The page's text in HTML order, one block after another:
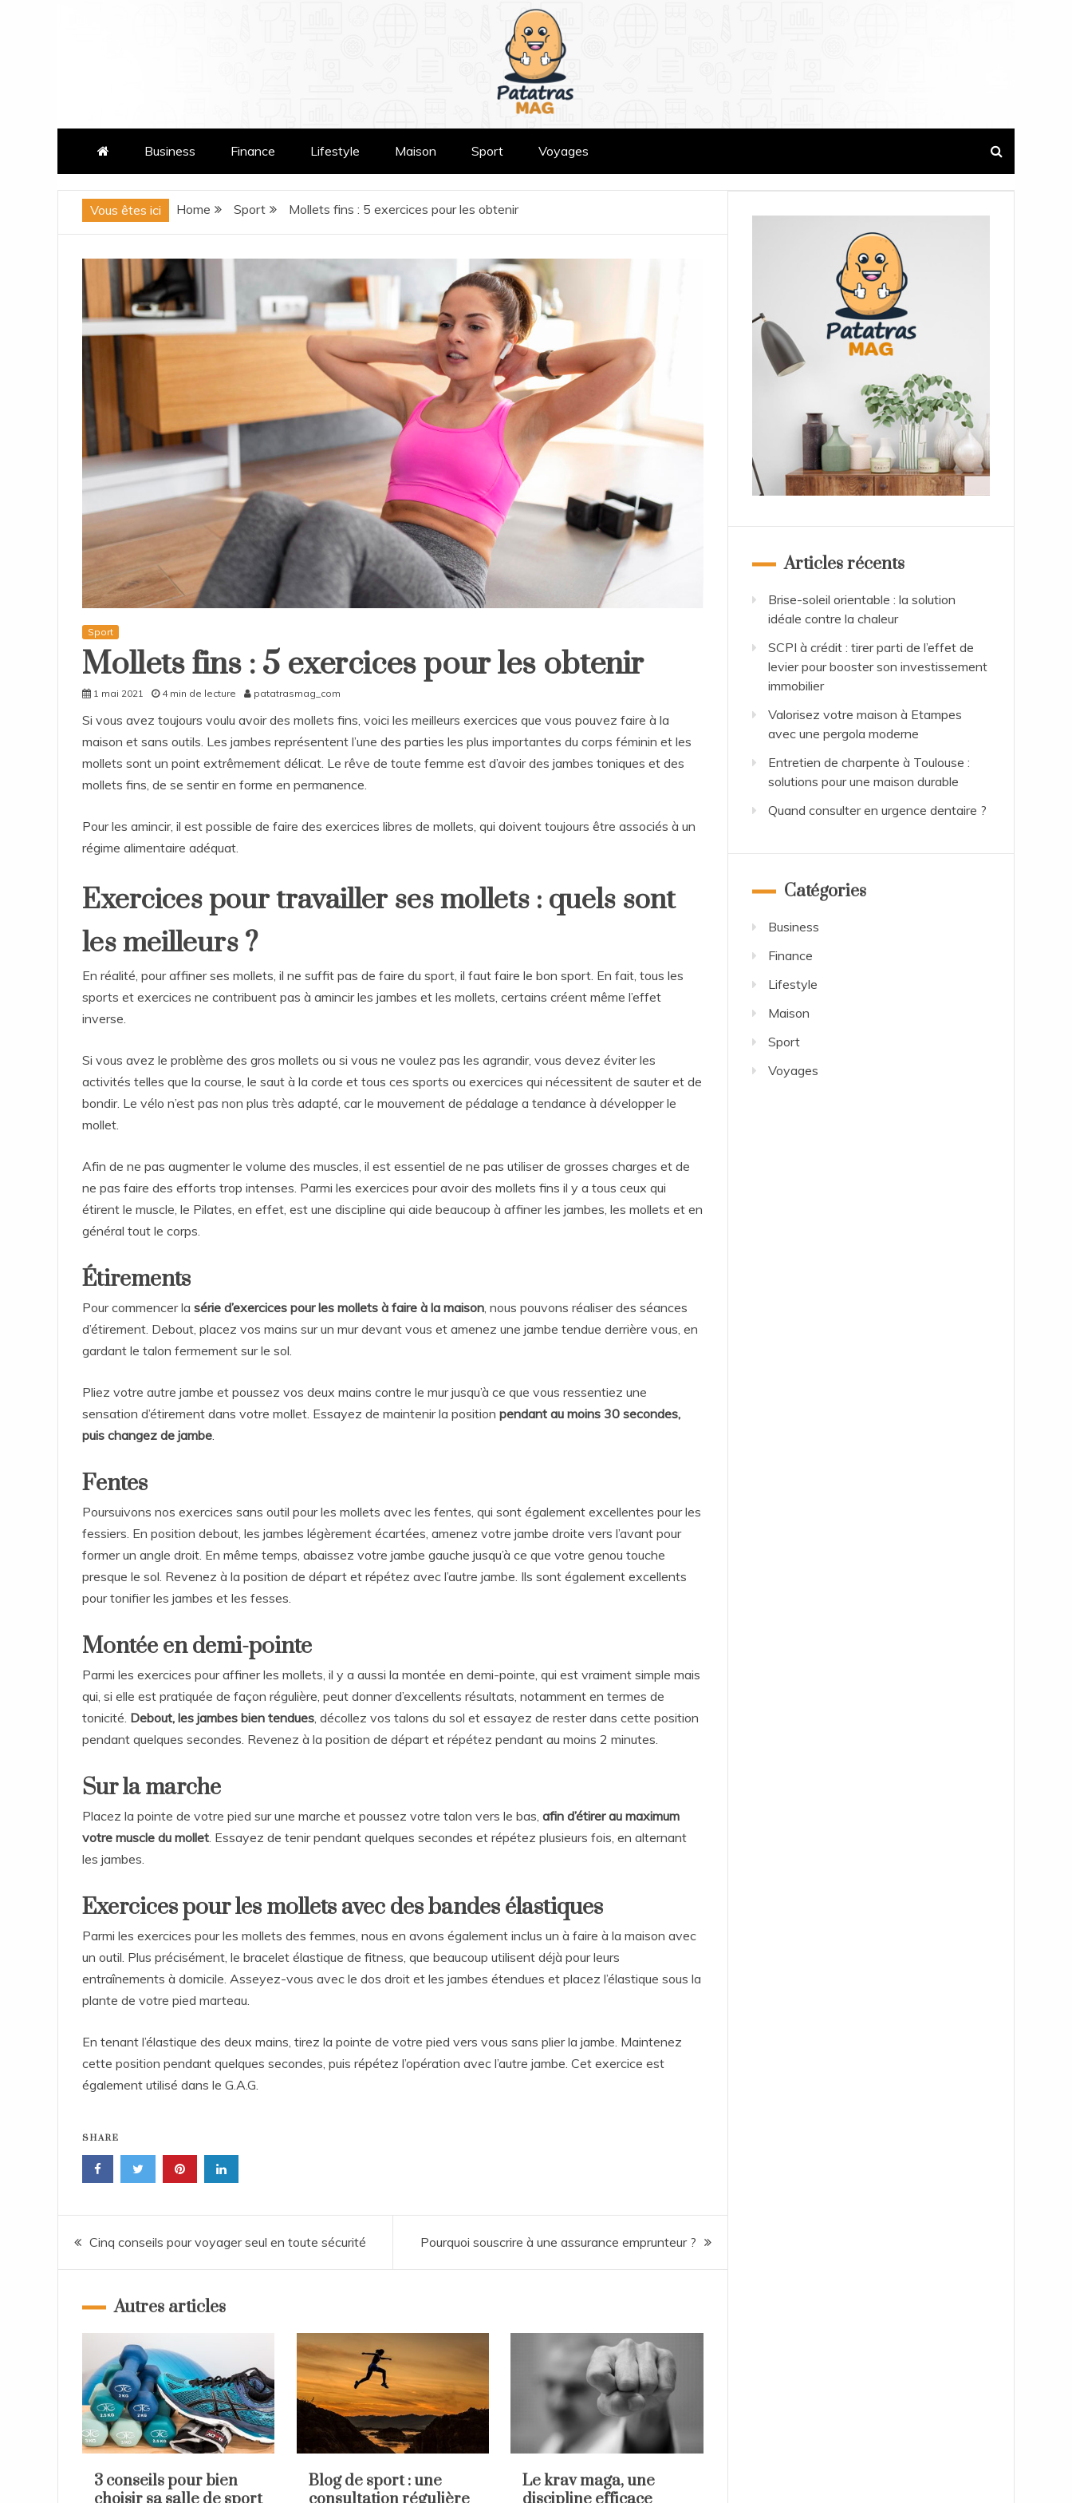
patatrasmag.com
Business Finance Lifestyle Maison Sport Voyages
Vous êtes ici Home Sport Mollets fins : 5 exercices pour les obtenir
Sport
Mollets fins : 5 exercices pour les obtenir
1 mai 2021 4 min de lecture patatrasmag_com
Si vous avez toujours voulu avoir des mollets fins, voici les meilleurs exercices que vous pouvez faire à la
maison et sans outils. Les jambes représentent l’une des parties les plus importantes du corps féminin et les
mollets sont un point extrêmement délicat. Le rêve de toute femme est d’avoir des jambes toniques et des
mollets fins, de se sentir en forme en permanence.
Pour les amincir, il est possible de faire des exercices libres de mollets, qui doivent toujours être associés à un
régime alimentaire adéquat.
Exercices pour travailler ses mollets : quels sont
les meilleurs ?
En réalité, pour affiner ses mollets, il ne suffit pas de faire du sport, il faut faire le bon sport. En fait, tous les
sports et exercices ne contribuent pas à amincir les jambes et les mollets, certains créent même l’effet
inverse.
Si vous avez le problème des gros mollets ou si vous ne voulez pas les agrandir, vous devez éviter les
activités telles que la course, le saut à la corde et tous ces sports ou exercices qui nécessitent de sauter et de
bondir. Le vélo n’est pas non plus très adapté, car le mouvement de pédalage a tendance à développer le
mollet.
Afin de ne pas augmenter le volume des muscles, il est essentiel de ne pas utiliser de grosses charges et de
ne pas faire des efforts trop intenses. Parmi les exercices pour avoir des mollets fins il y a tous ceux qui
étirent le muscle, le Pilates, en effet, est une discipline qui aide beaucoup à affiner les jambes, les mollets et en
général tout le corps.
Étirements
Pour commencer la série d’exercices pour les mollets à faire à la maison , nous pouvons réaliser des séances
d’étirement. Debout, placez vos mains sur un mur devant vous et amenez une jambe tendue derrière vous, en
gardant le talon fermement sur le sol.
Pliez votre autre jambe et poussez vos deux mains contre le mur jusqu’à ce que vous ressentiez une
sensation d’étirement dans votre mollet. Essayez de maintenir la position pendant au moins 30 secondes,
puis changez de jambe
Fentes
Poursuivons nos exercices sans outil pour les mollets avec les fentes, qui sont également excellentes pour les
fessiers. En position debout, les jambes légèrement écartées, amenez votre jambe droite vers l’avant pour
former un angle droit. En même temps, abaissez votre jambe gauche jusqu’à ce que votre genou touche
presque le sol. Revenez à la position de départ et répétez avec l’autre jambe. Ils sont également excellents
pour tonifier les jambes et les fesses.
Montée en demi-pointe
Parmi les exercices pour affiner les mollets, il y a aussi la montée en demi-pointe, qui est vraiment simple mais
qui, si elle est pratiquée de façon régulière, peut donner d’excellents résultats, notamment en termes de
tonicité. Debout, les jambes bien tendues , décollez vos talons du sol et essayez de rester dans cette position
pendant quelques secondes. Revenez à la position de départ et répétez pendant au moins 2 minutes.
Sur la marche
Placez la pointe de votre pied sur une marche et poussez votre talon vers le bas, afin d’étirer au maximum
votre muscle du mollet . Essayez de tenir pendant quelques secondes et répétez plusieurs fois, en alternant
les jambes.
Exercices pour les mollets avec des bandes élastiques
Parmi les exercices pour les mollets des femmes, nous en avons également inclus un à faire à la maison avec
un outil. Plus précisément, le bracelet élastique de fitness, que beaucoup utilisent déjà pour leurs
entraînements à domicile. Asseyez-vous avec le dos droit et les jambes étendues et placez l’élastique sous la
plante de votre pied marteau.
En tenant l’élastique des deux mains, tirez la pointe de votre pied vers vous sans plier la jambe. Maintenez
cette position pendant quelques secondes, puis répétez l’opération avec l’autre jambe. Cet exercice est
également utilisé dans le G.A.G.
SHARE
Navigation
de
l’article
Cinq conseils pour voyager seul en toute sécurité Pourquoi souscrire à une assurance emprunteur ?
Autres articles
3 conseils pour bien
Blog de sport : une
Le krav maga, une
Articles récents
Brise-soleil orientable : la solution
idéale contre la chaleur
SCPI à crédit : tirer parti de l’effet de
levier pour booster son investissement
immobilier
Valorisez votre maison à Etampes
avec une pergola moderne
Entretien de charpente à Toulouse :
solutions pour une maison durable
Quand consulter en urgence dentaire ?
Catégories
Business
Finance
Lifestyle
Maison
Sport
Voyages